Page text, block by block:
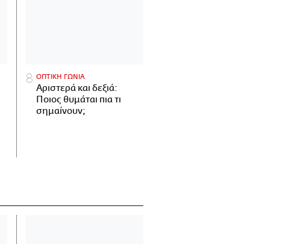
ΟΠΤΙΚΗ ΓΩΝΙΑ
Αριστερά και δεξιά:
Ποιος θυμάται πια τι
σημαίνουν;